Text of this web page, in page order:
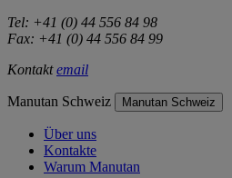
Tel: +41 (0) 44 556 84 98
Fax: +41 (0) 44 556 84 99
Kontaktemail
Manutan Schweiz Manutan Schweiz
Über uns
Kontakte
Warum Manutan